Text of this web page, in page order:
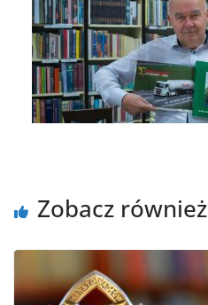
Zobacz również